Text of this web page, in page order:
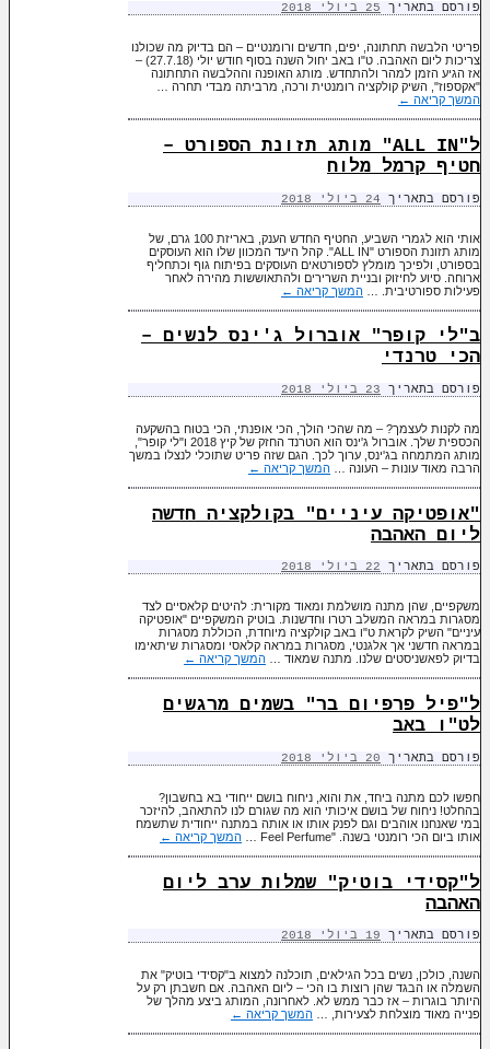
פורסם בתאריך 25 ביולי 2018
פריטי הלבשה תחתונה, יפים, חדשים ורומנטיים – הם בדיוק מה שכולנו
צריכות ליום האהבה. ט"ו באב יחול השנה בסוף חודש יולי (27.7.18) –
אז הגיע הזמן למהר ולהתחדש. מותג האופנה וההלבשה התחתונה
"אקספוז", השיק קולקציה רומנטית ורכה, מרביתה מבדי תחרה …
המשך קריאה ←
ל"ALL IN" מותג תזונת הספורט –
חטיף קרמל מלוח
פורסם בתאריך 24 ביולי 2018
אותי הוא לגמרי השביע, החטיף החדש הענק, באריזת 100 גרם, של
מותג תזונת הספורט "ALL IN". קהל היעד המכוון שלו הוא העוסקים
בספורט, ולפיכך מומלץ לספורטאים העוסקים בפיתוח גוף וכתחליף
ארוחה. סיוע לחיזוק ובניית השרירים ולהתאוששות מהירה לאחר
פעילות ספורטיבית. … המשך קריאה ←
ב"לי קופר" אוברול ג'ינס לנשים –
הכי טרנדי
פורסם בתאריך 23 ביולי 2018
מה לקנות לעצמך? – מה שהכי הולך, הכי אופנתי, הכי בטוח בהשקעה
הכספית שלך. אוברול ג'ינס הוא הטרנד החזק של קיץ 2018 ו"לי קופר",
מותג המתמחה בג'ינס, ערוך לכך. הגם שזה פריט שתוכלי לנצלו במשך
הרבה מאוד עונות – העונה … המשך קריאה ←
"אופטיקה עיניים" בקולקציה חדשה
ליום האהבה
פורסם בתאריך 22 ביולי 2018
משקפיים, שהן מתנה מושלמת ומאוד מקורית: להיטים קלאסיים לצד
מסגרות במראה המשלב רטרו וחדשנות. בוטיק המשקפיים "אופטיקה
עיניים" השיק לקראת ט"ו באב קולקציה מיוחדת, הכוללת מסגרות
במראה חדשני אך אלגנטי, מסגרות במראה קלאסי ומסגרות שיתאימו
בדיוק לפאשניסטים שלנו. מתנה שמאוד … המשך קריאה ←
ל"פיל פרפיום בר" בשמים מרגשים
לט"ו באב
פורסם בתאריך 20 ביולי 2018
חפשו לכם מתנה ביחד, את והוא, ניחוח בושם ייחודי בא בחשבון?
בהחלט! ניחוח של בושם איכותי הוא מה שגורם לנו להתאהב, להיזכר
במי שאנחנו אוהבים וגם לפנק אותו או אותה במתנה ייחודית שתשמח
אותו ביום הכי רומנטי בשנה. "Feel Perfume …
המשך קריאה ←
ל"קסידי בוטיק" שמלות ערב ליום
האהבה
פורסם בתאריך 19 ביולי 2018
השנה, כולכן, נשים בכל הגילאים, תוכלנה למצוא ב"קסידי בוטיק" את
השמלה או הבגד שהן רוצות בו הכי – ליום האהבה. אם חשבתן רק על
היותר בוגרות – אז כבר ממש לא. לאחרונה, המותג ביצע מהלך של
פנייה מאוד מוצלחת לצעירות, … המשך קריאה ←